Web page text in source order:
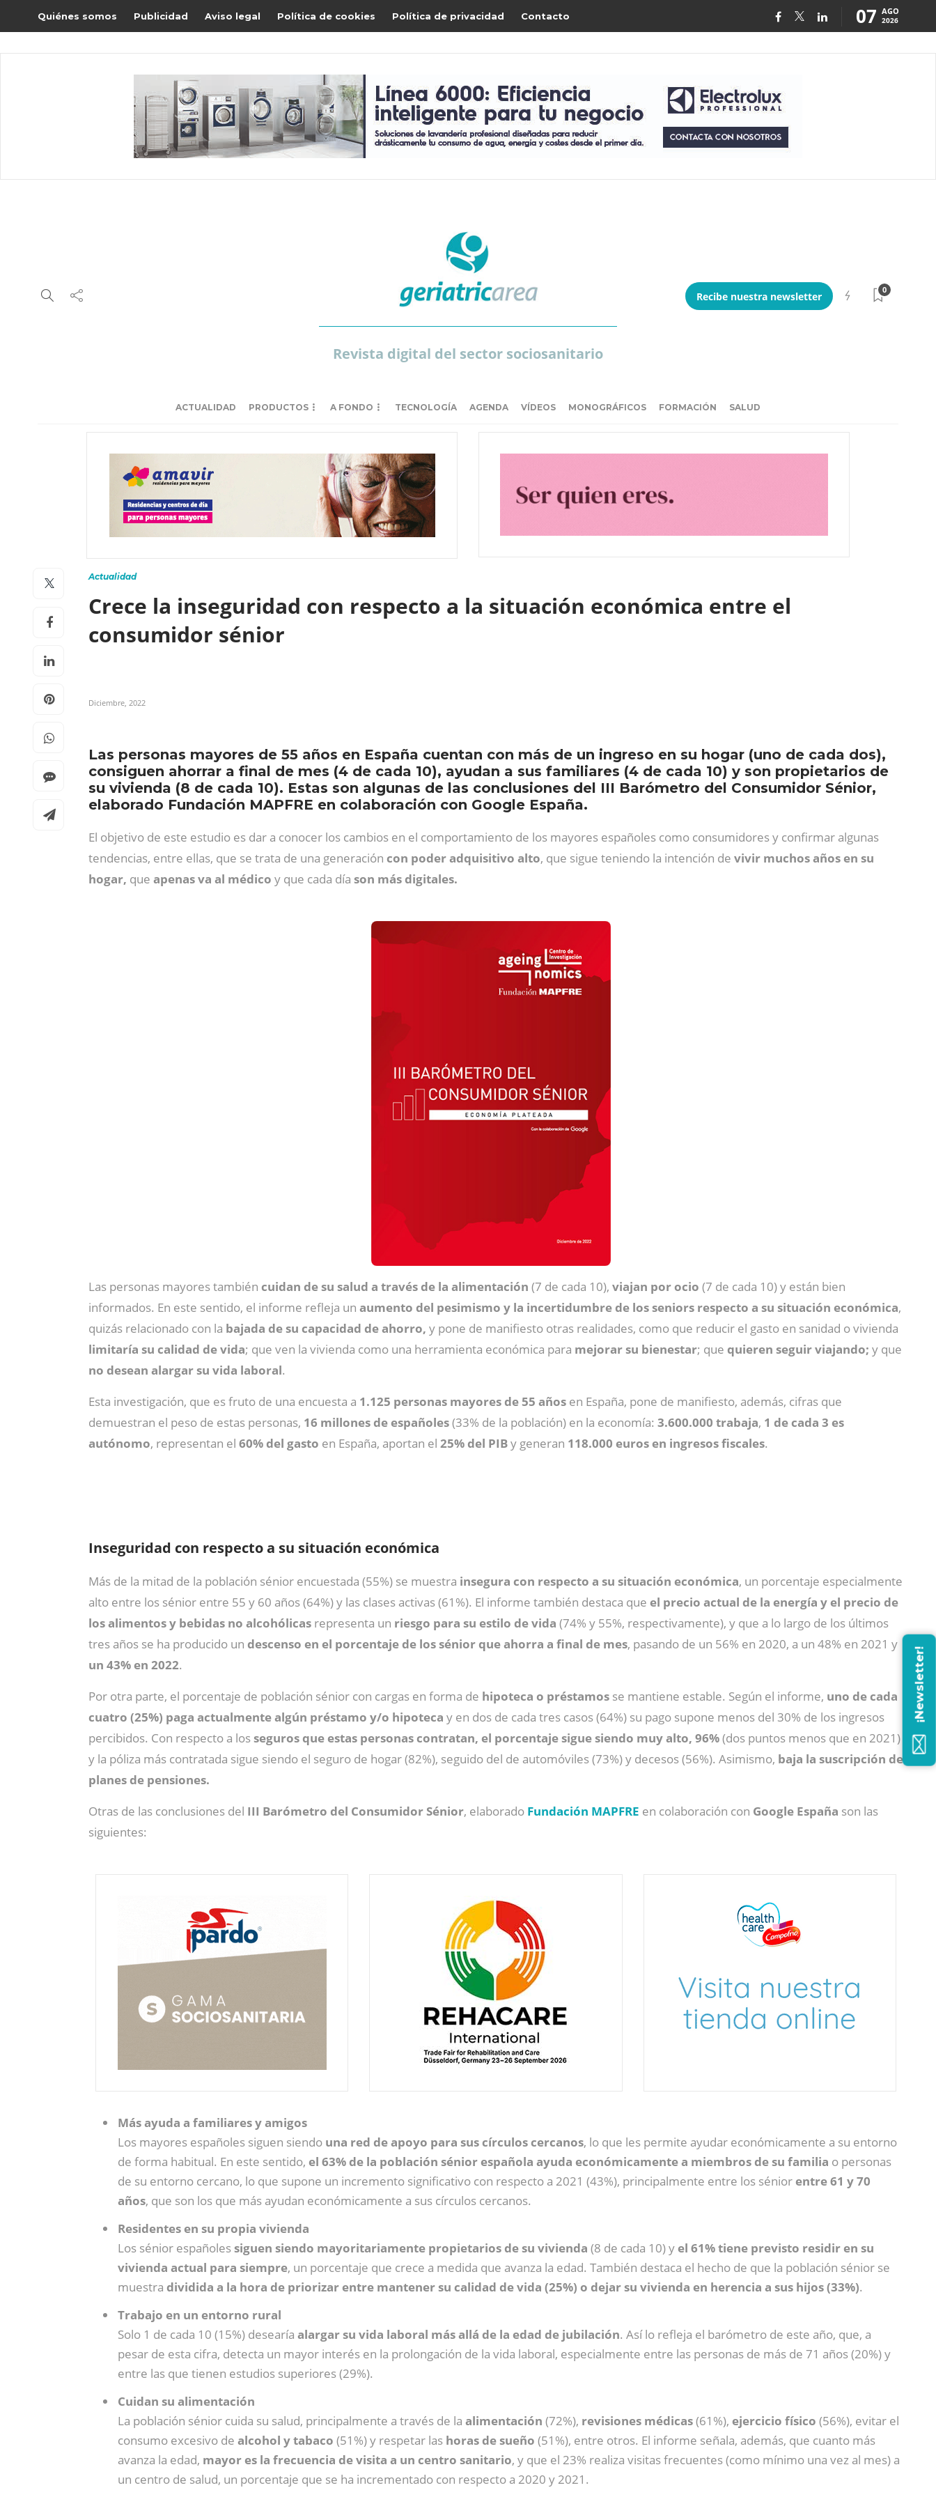
Quiénes somos Publicidad Aviso legal Política de cookies Política de privacidad Contacto 07 AGO
2026
Revista digital del sector sociosanitario
Recibe nuestra newsletter
0
ACTUALIDAD PRODUCTOS A FONDO TECNOLOGÍA AGENDA VÍDEOS MONOGRÁFICOS FORMACIÓN SALUD
Actualidad
Crece la inseguridad con respecto a la situación económica entre el
consumidor sénior
Diciembre, 2022
Las personas mayores de 55 años en España cuentan con más de un ingreso en su hogar (uno de cada dos),
consiguen ahorrar a final de mes (4 de cada 10), ayudan a sus familiares (4 de cada 10) y son propietarios de
su vivienda (8 de cada 10). Estas son algunas de las conclusiones del III Barómetro del Consumidor Sénior,
elaborado Fundación MAPFRE en colaboración con Google España.
El objetivo de este estudio es dar a conocer los cambios en el comportamiento de los mayores españoles como consumidores y confirmar algunas
tendencias, entre ellas, que se trata de una generación con poder adquisitivo alto, que sigue teniendo la intención de vivir muchos años en su
hogar, que apenas va al médico y que cada día son más digitales.
Las personas mayores también cuidan de su salud a través de la alimentación (7 de cada 10), viajan por ocio (7 de cada 10) y están bien
informados. En este sentido, el informe refleja un aumento del pesimismo y la incertidumbre de los seniors respecto a su situación económica,
quizás relacionado con la bajada de su capacidad de ahorro, y pone de manifiesto otras realidades, como que reducir el gasto en sanidad o vivienda
limitaría su calidad de vida; que ven la vivienda como una herramienta económica para mejorar su bienestar; que quieren seguir viajando; y que
no desean alargar su vida laboral.
Esta investigación, que es fruto de una encuesta a 1.125 personas mayores de 55 años en España, pone de manifiesto, además, cifras que
demuestran el peso de estas personas, 16 millones de españoles(33% de la población) en la economía: 3.600.000 trabaja, 1 de cada 3 es
autónomo, representan el 60% del gasto en España, aportan el 25% del PIBy generan 118.000 euros en ingresos fiscales.
Inseguridad con respecto a su situación económica
Más de la mitad de la población sénior encuestada (55%) se muestra insegura con respecto a su situación económica, un porcentaje especialmente
alto entre los sénior entre 55 y 60 años (64%) y las clases activas (61%). El informe también destaca que el precio actual de la energía y el precio de
los alimentos y bebidas no alcohólicas representa un riesgo para su estilo de vida (74% y 55%, respectivamente), y que a lo largo de los últimos
tres años se ha producido un descenso en el porcentaje de los sénior que ahorra a final de mes, pasando de un 56% en 2020, a un 48% en 2021 y
un 43% en 2022.
Por otra parte, el porcentaje de población sénior con cargas en forma de hipoteca o préstamos se mantiene estable. Según el informe, uno de cada
cuatro (25%) paga actualmente algún préstamo y/o hipoteca y en dos de cada tres casos (64%) su pago supone menos del 30% de los ingresos
percibidos. Con respecto a losseguros que estas personas contratan, el porcentaje sigue siendo muy alto, 96%(dos puntos menos que en 2021)
y la póliza más contratada sigue siendo el seguro de hogar (82%), seguido del de automóviles (73%) y decesos (56%). Asimismo, baja la suscripción de
planes de pensiones.
Otras de las conclusiones del III Barómetro del Consumidor Sénior, elaborado Fundación MAPFRE en colaboración con Google España son las
siguientes:
Más ayuda a familiares y amigos
Los mayores españoles siguen siendo una red de apoyo para sus círculos cercanos, lo que les permite ayudar económicamente a su entorno
de forma habitual. En este sentido, el 63% de la población sénior española ayuda económicamente a miembros de su familia o personas
de su entorno cercano, lo que supone un incremento significativo con respecto a 2021 (43%), principalmente entre los séniorentre 61 y 70
años, que son los que más ayudan económicamente a sus círculos cercanos.
Residentes en su propia vivienda
Los sénior españolessiguen siendo mayoritariamente propietarios de su vivienda (8 de cada 10) yel 61% tiene previsto residir en su
vivienda actual para siempre, un porcentaje que crece a medida que avanza la edad. También destaca el hecho de que la población sénior se
muestra dividida a la hora de priorizar entre mantener su calidad de vida (25%) o dejar su vivienda en herencia a sus hijos (33%).
Trabajo en un entorno rural
Solo 1 de cada 10 (15%) desearía alargar su vida laboral más allá de la edad de jubilación. Así lo refleja el barómetro de este año, que, a
pesar de esta cifra, detecta un mayor interés en la prolongación de la vida laboral, especialmente entre las personas de más de 71 años (20%) y
entre las que tienen estudios superiores (29%).
Cuidan su alimentación
La población sénior cuida su salud, principalmente a través de la alimentación (72%), revisiones médicas(61%), ejercicio físico (56%), evitar el
consumo excesivo de alcohol y tabaco (51%) y respetar las horas de sueño (51%), entre otros. El informe señala, además, que cuanto más
avanza la edad, mayor es la frecuencia de visita a un centro sanitario, y que el 23% realiza visitas frecuentes (como mínimo una vez al mes) a
un centro de salud, un porcentaje que se ha incrementado con respecto a 2020 y 2021.
¡Newsletter!